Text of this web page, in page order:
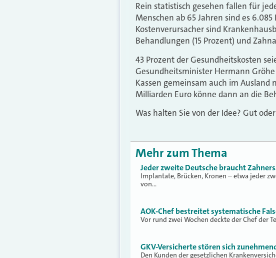
Rein statistisch gesehen fallen für
Menschen ab 65 Jahren sind es
Kostenverursacher sind
Behandlungen (15 Prozent) und
43 Prozent der Gesundheitskosten
Gesundheitsminister Hermann
Kassen gemeinsam auch im Ausland
Milliarden Euro könne dann an die
Was halten Sie von der Idee? Gut
Mehr zum Thema
Jeder zweite Deutsche braucht
Implantate, Brücken, Kronen – etwa jeder
von…
AOK-Chef bestreitet systematische
Vor rund zwei Wochen deckte der Chef der
GKV-Versicherte stören sich
Den Kunden der gesetzlichen